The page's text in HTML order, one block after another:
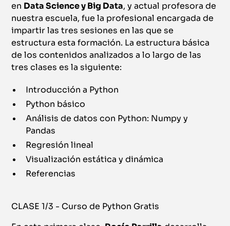
en Data Science y Big Data, y actual profesora de
nuestra escuela, fue la profesional encargada de
impartir las tres sesiones en las que se
estructura esta formación. La estructura básica
de los contenidos analizados a lo largo de las
tres clases es la siguiente:
Introducción a Python
Python básico
Análisis de datos con Python: Numpy y
Pandas
Regresión lineal
Visualización estática y dinámica
Referencias
CLASE 1/3 - Curso de Python Gratis